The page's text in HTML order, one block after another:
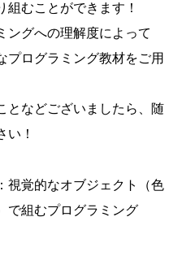
むことができます！
ングへの理解度によって
プログラミング教材をご用
となどございましたら、随
い！
視覚的なオブジェクト（色
で組むプログラミング